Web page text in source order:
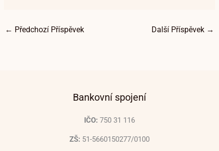
← Předchozí Příspěvek Další Příspěvek →
Bankovní spojení
IČO: 750 31 116
ZŠ: 51-5660150277/0100